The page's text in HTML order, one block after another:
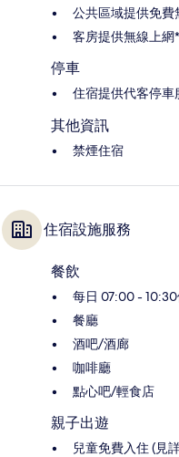
公共區域提供免費
客房提供無線上網*
停車
住宿提供代客停車
其他資訊
禁煙住宿
住宿設施服務
餐飲
每日 07:00 -
餐廳
酒吧/酒廊
咖啡廳
點心吧/輕食店
親子出遊
兒童免費入住 (見